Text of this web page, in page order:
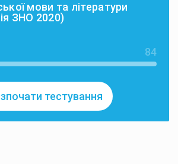
мови та літератури
ЗНО 2020)
84
тестування